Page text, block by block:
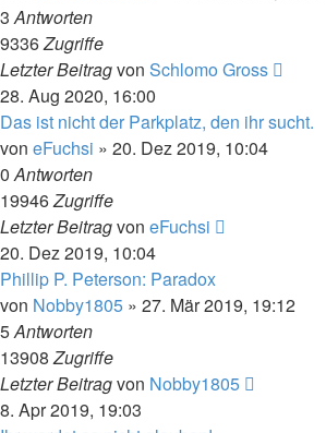
3Antworten
9336Zugriffe
Letzter Beitragvon Schlomo Gross
28. Aug 2020, 16:00
Das ist nicht der Parkplatz, den ihr sucht.
von eFuchsi » 20. Dez 2019, 10:04
0Antworten
19946Zugriffe
Letzter Beitragvon eFuchsi
20. Dez 2019, 10:04
Phillip P. Peterson: Paradox
von Nobby1805 » 27. Mär 2019, 19:12
5Antworten
13908Zugriffe
Letzter Beitragvon Nobby1805
8. Apr 2019, 19:03